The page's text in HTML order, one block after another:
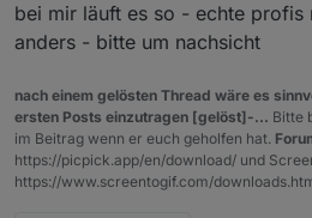
log(counter);
  setStateDelayed(
bei mir läuft es so - echte profis
anders - bitte um nachsicht
nach einem gelösten Thread wäre es
ersten Posts einzutragen [gelöst]-... Bitte
im Beitrag wenn er euch geholfen hat.
https://picpick.app/en/download/ und
https://www.screentogif.com/